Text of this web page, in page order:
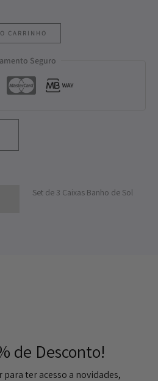
CARRINHO
Seguro
Set de 3 Caixas Banho de Sol
de Desconto!
ter acesso a novidades,